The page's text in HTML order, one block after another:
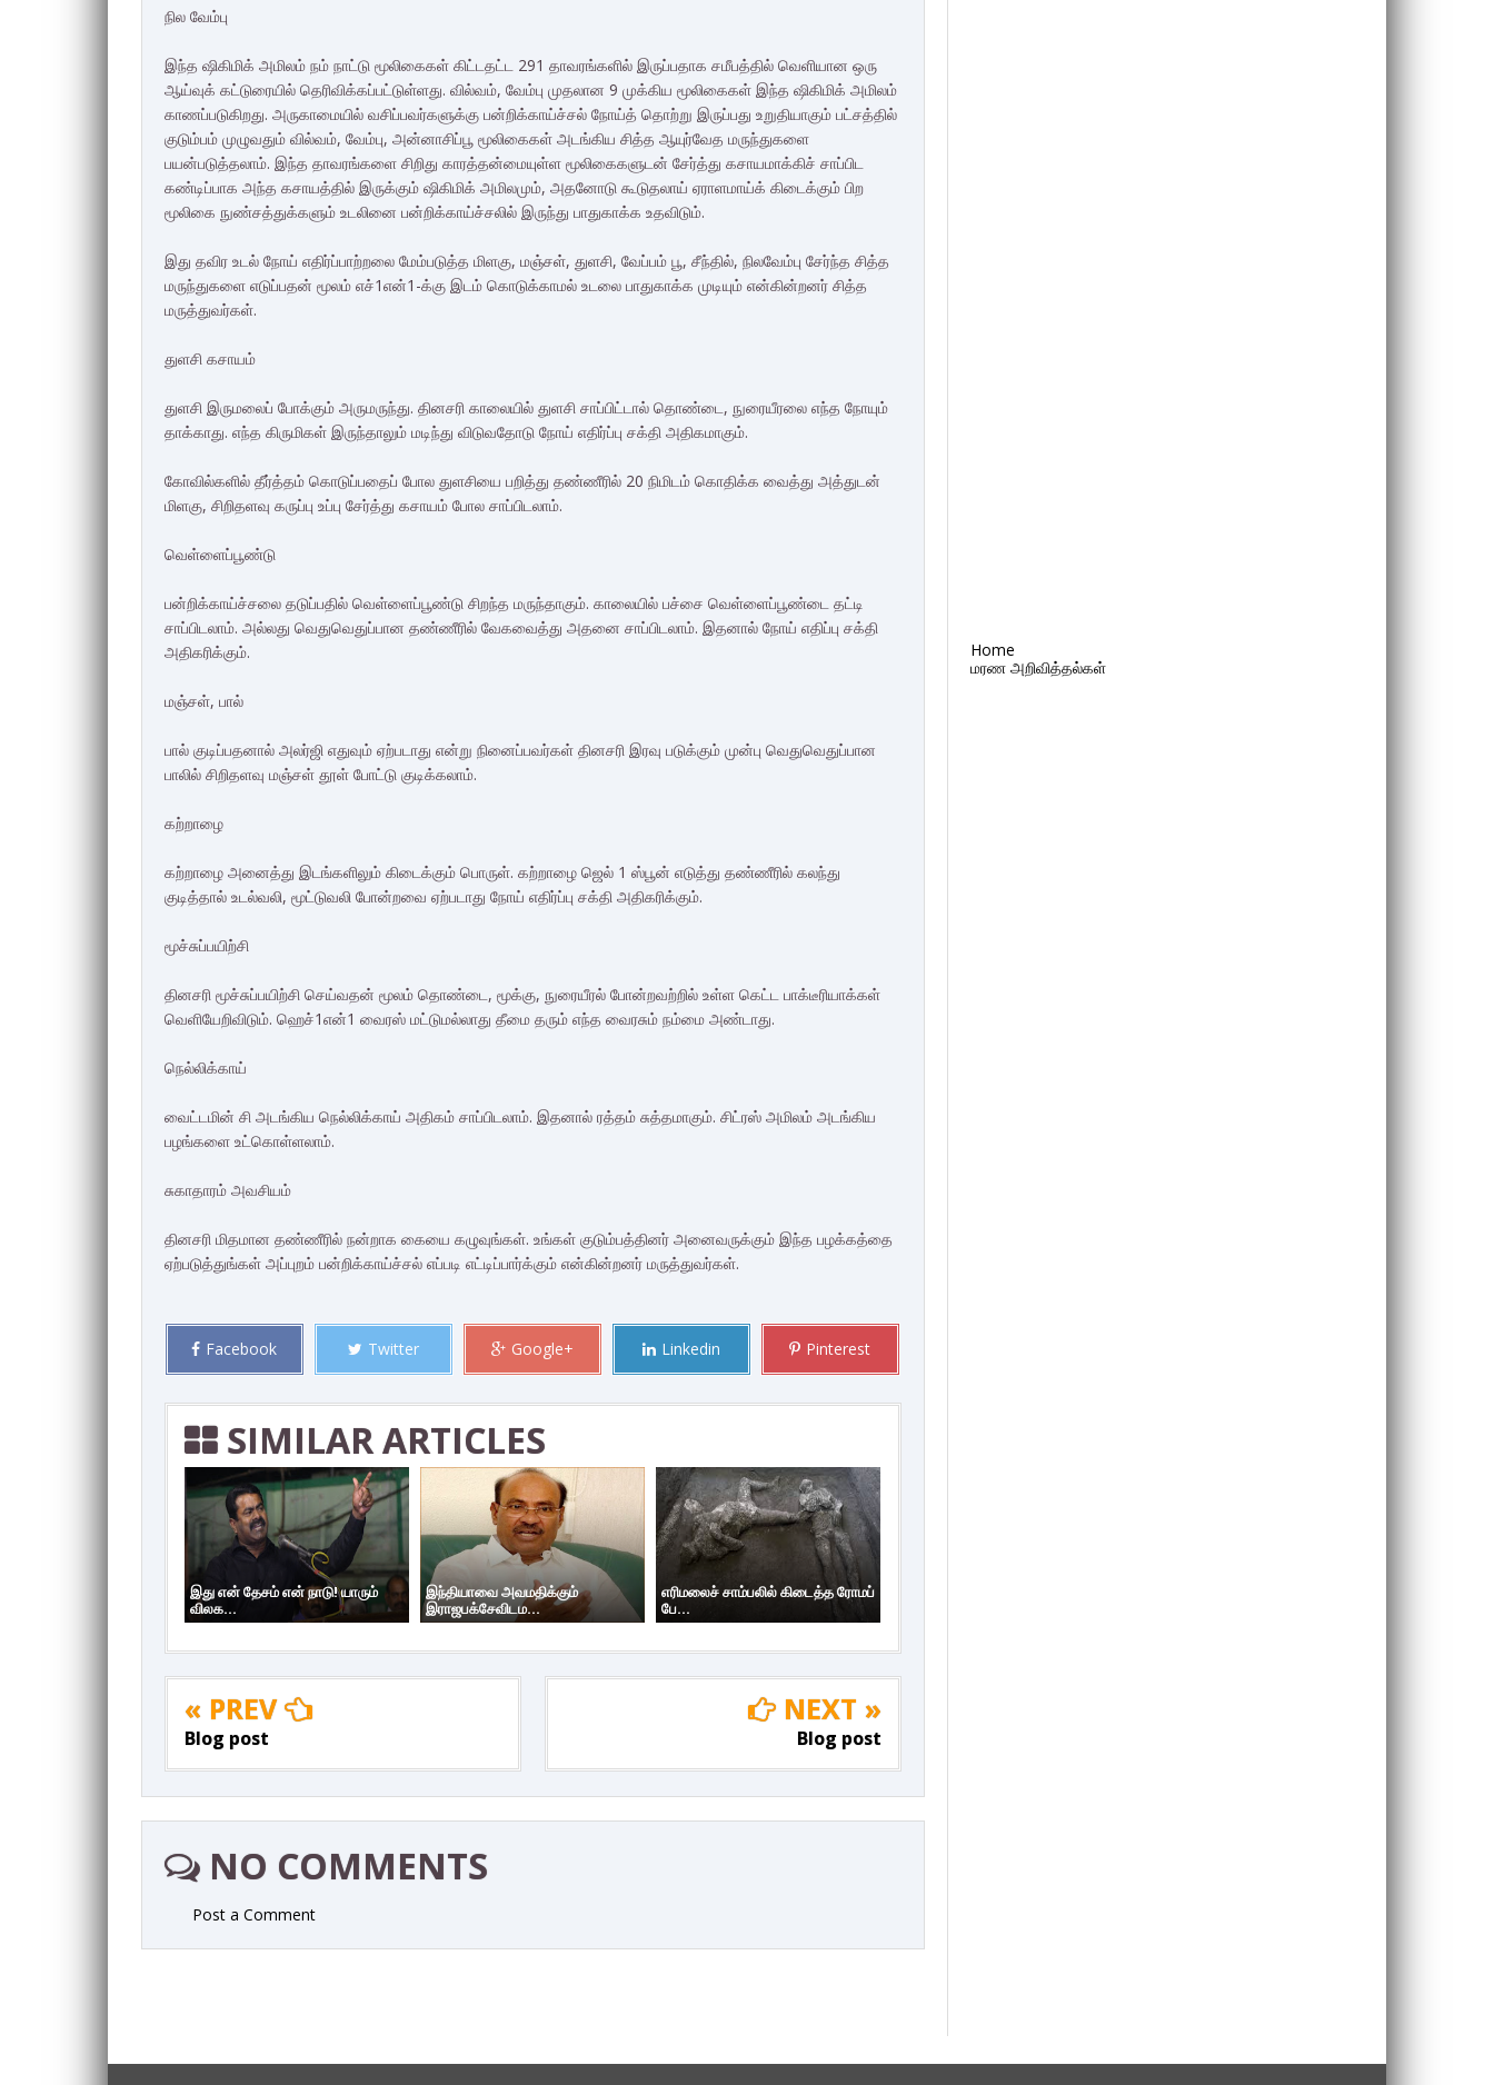
நில வேம்பு
இந்த ஷிகிமிக் அமிலம் நம் நாட்டு மூலிகைகள் கிட்டதட்ட 291 தாவரங்களில் இருப்பதாக சமீபத்தில் வெளியான ஒரு
ஆய்வுக் கட்டுரையில் தெரிவிக்கப்பட்டுள்ளது. வில்வம், வேம்பு முதலான 9 முக்கிய மூலிகைகள் இந்த ஷிகிமிக் அமிலம்
காணப்படுகிறது. அருகாமையில் வசிப்பவர்களுக்கு பன்றிக்காய்ச்சல் நோய்த் தொற்று இருப்பது உறுதியாகும் பட்சத்தில்
குடும்பம் முழுவதும் வில்வம், வேம்பு, அன்னாசிப்பூ மூலிகைகள் அடங்கிய சித்த ஆயுர்வேத மருந்துகளை
பயன்படுத்தலாம். இந்த தாவரங்களை சிறிது காரத்தன்மையுள்ள மூலிகைகளுடன் சேர்த்து கசாயமாக்கிச் சாப்பிட
கண்டிப்பாக அந்த கசாயத்தில் இருக்கும் ஷிகிமிக் அமிலமும், அதனோடு கூடுதலாய் ஏராளமாய்க் கிடைக்கும் பிற
மூலிகை நுண்சத்துக்களும் உடலினை பன்றிக்காய்ச்சலில் இருந்து பாதுகாக்க உதவிடும்.
இது தவிர உடல் நோய் எதிர்ப்பாற்றலை மேம்படுத்த மிளகு, மஞ்சள், துளசி, வேப்பம் பூ, சீந்தில், நிலவேம்பு சேர்ந்த சித்த
மருந்துகளை எடுப்பதன் மூலம் எச்1என்1-க்கு இடம் கொடுக்காமல் உடலை பாதுகாக்க முடியும் என்கின்றனர் சித்த
மருத்துவர்கள்.
துளசி கசாயம்
துளசி இருமலைப் போக்கும் அருமருந்து. தினசரி காலையில் துளசி சாப்பிட்டால் தொண்டை, நுரையீரலை எந்த நோயும்
தாக்காது. எந்த கிருமிகள் இருந்தாலும் மடிந்து விடுவதோடு நோய் எதிர்ப்பு சக்தி அதிகமாகும்.
கோவில்களில் தீர்த்தம் கொடுப்பதைப் போல துளசியை பறித்து தண்ணீரில் 20 நிமிடம் கொதிக்க வைத்து அத்துடன்
மிளகு, சிறிதளவு கருப்பு உப்பு சேர்த்து கசாயம் போல சாப்பிடலாம்.
வெள்ளைப்பூண்டு
பன்றிக்காய்ச்சலை தடுப்பதில் வெள்ளைப்பூண்டு சிறந்த மருந்தாகும். காலையில் பச்சை வெள்ளைப்பூண்டை தட்டி
சாப்பிடலாம். அல்லது வெதுவெதுப்பான தண்ணீரில் வேகவைத்து அதனை சாப்பிடலாம். இதனால் நோய் எதிப்பு சக்தி
அதிகரிக்கும்.
மஞ்சள், பால்
பால் குடிப்பதனால் அலர்ஜி எதுவும் ஏற்படாது என்று நினைப்பவர்கள் தினசரி இரவு படுக்கும் முன்பு வெதுவெதுப்பான
பாலில் சிறிதளவு மஞ்சள் தூள் போட்டு குடிக்கலாம்.
கற்றாழை
கற்றாழை அனைத்து இடங்களிலும் கிடைக்கும் பொருள். கற்றாழை ஜெல் 1 ஸ்பூன் எடுத்து தண்ணீரில் கலந்து
குடித்தால் உடல்வலி, மூட்டுவலி போன்றவை ஏற்படாது நோய் எதிர்ப்பு சக்தி அதிகரிக்கும்.
மூச்சுப்பயிற்சி
தினசரி மூச்சுப்பயிற்சி செய்வதன் மூலம் தொண்டை, மூக்கு, நுரையீரல் போன்றவற்றில் உள்ள கெட்ட பாக்டீரியாக்கள்
வெளியேறிவிடும். ஹெச்1என்1 வைரஸ் மட்டுமல்லாது தீமை தரும் எந்த வைரசும் நம்மை அண்டாது.
நெல்லிக்காய்
வைட்டமின் சி அடங்கிய நெல்லிக்காய் அதிகம் சாப்பிடலாம். இதனால் ரத்தம் சுத்தமாகும். சிட்ரஸ் அமிலம் அடங்கிய
பழங்களை உட்கொள்ளலாம்.
சுகாதாரம் அவசியம்
தினசரி மிதமான தண்ணீரில் நன்றாக கையை கழுவுங்கள். உங்கள் குடும்பத்தினர் அனைவருக்கும் இந்த பழக்கத்தை
ஏற்படுத்துங்கள் அப்புறம் பன்றிக்காய்ச்சல் எப்படி எட்டிப்பார்க்கும் என்கின்றனர் மருத்துவர்கள்.
Facebook Twitter Google+ Linkedin Pinterest
SIMILAR ARTICLES
இது என் தேசம் என் நாடு! யாரும்
விலக...
இந்தியாவை அவமதிக்கும்
இராஜபக்சேவிடம...
எரிமலைச் சாம்பலில் கிடைத்த ரோமப்
பே...
« PREV
Blog post
NEXT »
Blog post
NO COMMENTS
Post a Comment
Home
மரண அறிவித்தல்கள்